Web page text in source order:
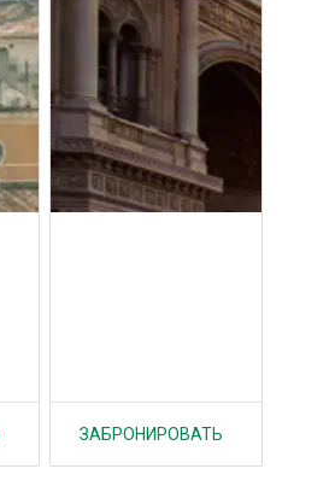
ЗАБРОНИРОВАТЬ